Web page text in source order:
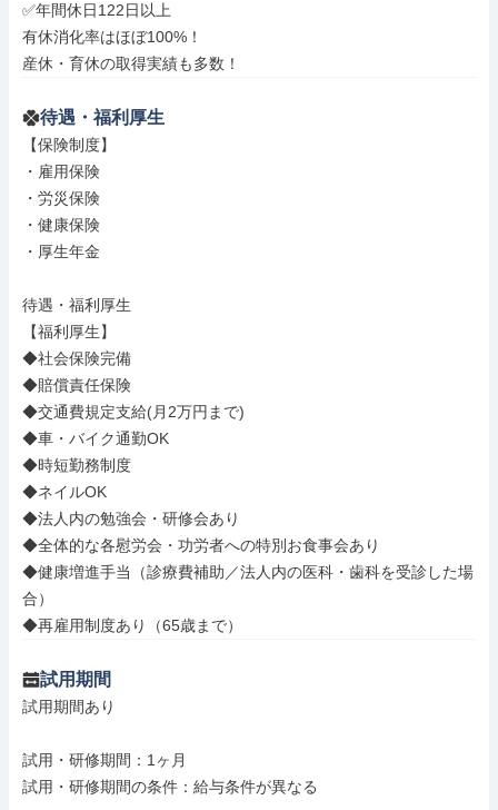
✅年間休日122日以上
有休消化率はほぼ100%！
産休・育休の取得実績も多数！
待遇・福利厚生
【保険制度】
・雇用保険
・労災保険
・健康保険
・厚生年金
待遇・福利厚生
【福利厚生】
◆社会保険完備
◆賠償責任保険
◆交通費規定支給(月2万円まで)
◆車・バイク通勤OK
◆時短勤務制度
◆ネイルOK
◆法人内の勉強会・研修会あり
◆全体的な各慰労会・功労者への特別お食事会あり
◆健康増進手当（診療費補助／法人内の医科・歯科を受診した場
合）
◆再雇用制度あり（65歳まで）
試用期間
試用期間あり
試用・研修期間：1ヶ月
試用・研修期間の条件：給与条件が異なる